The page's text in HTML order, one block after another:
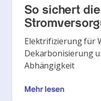
So sichert
Elektrifizierung für
Dekarbonisierung
Abhängigkeit
Mehr lesen